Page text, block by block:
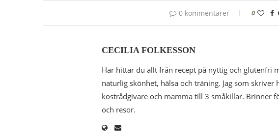
0 kommentarer 0
CECILIA FOLKESSON
Här hittar du allt från recept på nyttig och glutenfri
naturlig skönhet, hälsa och träning. Jag som skriver
kostrådgivare och mamma till 3 småkillar. Brinner
och resor.